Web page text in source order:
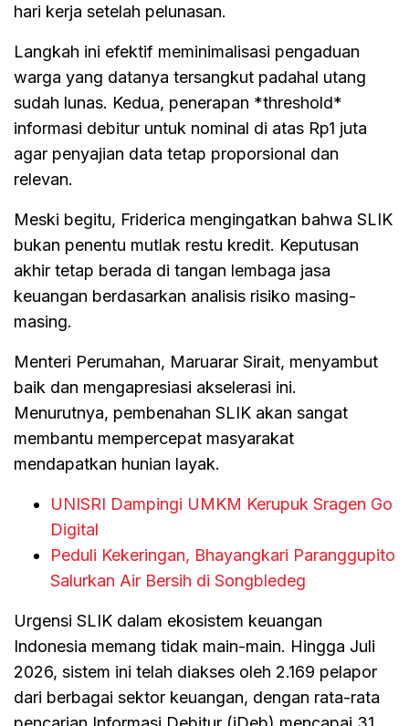
hari kerja setelah pelunasan.
Langkah ini efektif meminimalisasi pengaduan
warga yang datanya tersangkut padahal utang
sudah lunas. Kedua, penerapan *threshold*
informasi debitur untuk nominal di atas Rp1 juta
agar penyajian data tetap proporsional dan
relevan.
Meski begitu, Friderica mengingatkan bahwa SLIK
bukan penentu mutlak restu kredit. Keputusan
akhir tetap berada di tangan lembaga jasa
keuangan berdasarkan analisis risiko masing-
masing.
Menteri Perumahan, Maruarar Sirait, menyambut
baik dan mengapresiasi akselerasi ini.
Menurutnya, pembenahan SLIK akan sangat
membantu mempercepat masyarakat
mendapatkan hunian layak.
UNISRI Dampingi UMKM Kerupuk Sragen Go
Digital
Peduli Kekeringan, Bhayangkari Paranggupito
Salurkan Air Bersih di Songbledeg
Urgensi SLIK dalam ekosistem keuangan
Indonesia memang tidak main-main. Hingga Juli
2026, sistem ini telah diakses oleh 2.169 pelapor
dari berbagai sektor keuangan, dengan rata-rata